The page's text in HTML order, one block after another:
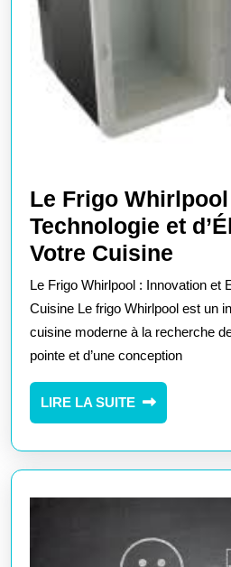
Le Frigo
Technologie et
Votre Cuisine
Frigo
:
dans
Le Frigo Whirlpool : Innovation et
Cuisine Le frigo Whirlpool est un
cuisine moderne à la recherche
pointe et d’une conception
LIRE LA SUITE
LIRE
LA